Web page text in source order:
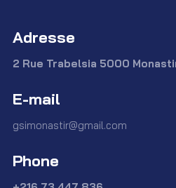
Adresse
2 Rue Trabelsia 5000
E-mail
gsimonastir@gmail.com
Phone